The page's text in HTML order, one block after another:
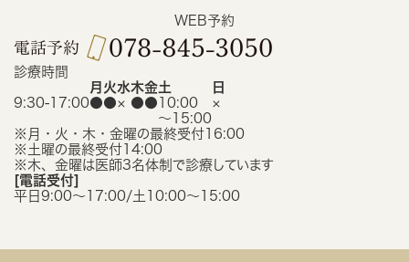
WEB予約
診療時間
月 火水木金土
日
9:30-17:00●●× ●● 10:00
〜15:00
×
※月・火・木・金曜の最終受付16:00
※土曜の最終受付14:00
※木、金曜は医師3名体制で診療しています
[電話受付]
平日9:00〜17:00/土10:00〜15:00